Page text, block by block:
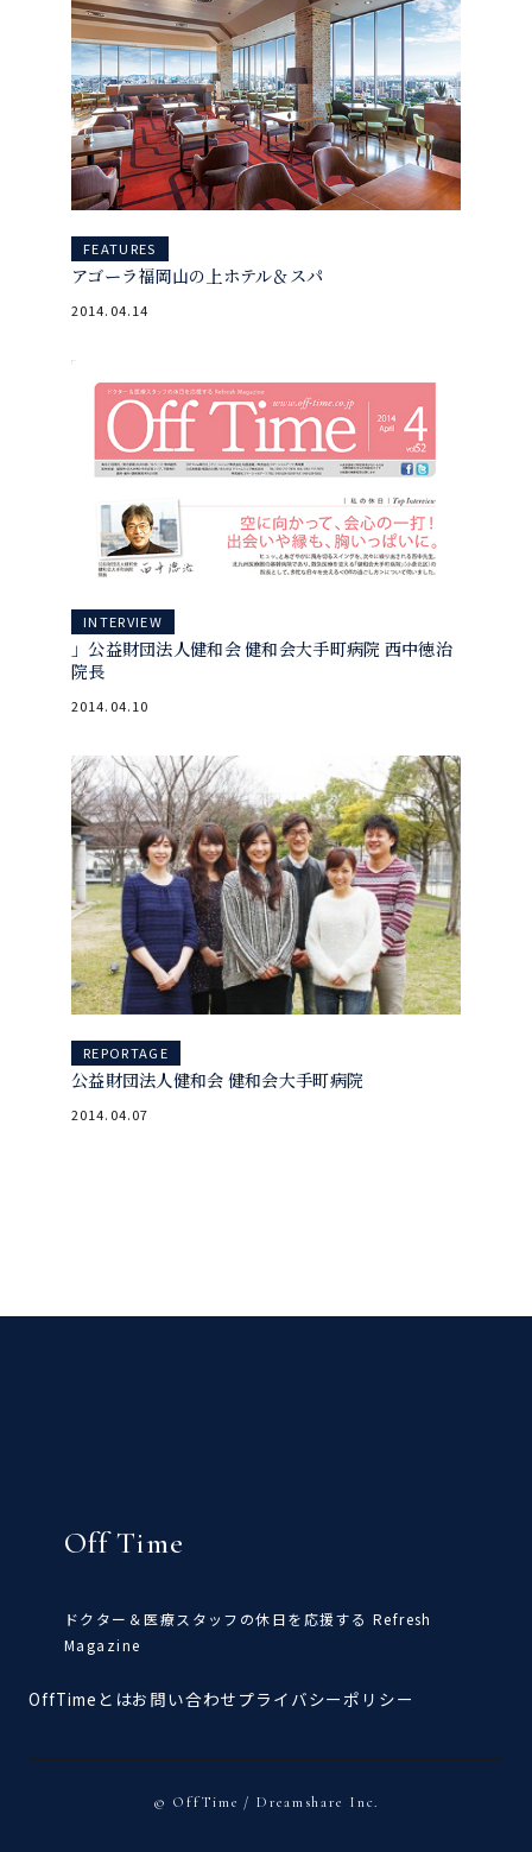
FEATURES
アゴーラ福岡山の上ホテル＆スパ
2014.04.14
INTERVIEW
」公益財団法人健和会 健和会大手町病院 西中徳治
院長
2014.04.10
REPORTAGE
公益財団法人健和会 健和会大手町病院
2014.04.07
Off Time
ドクター＆医療スタッフの休日を応援する Refresh
Magazine
OffTimeとはお問い合わせ プライバシーポリシー
© OffTime / Dreamshare Inc.